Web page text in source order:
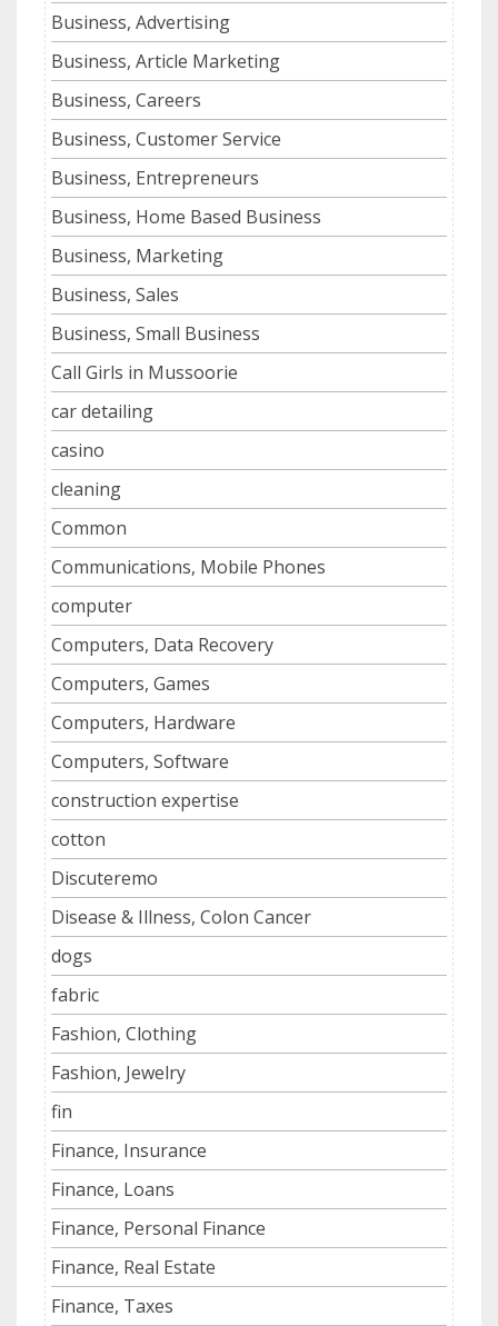
Business, Advertising
Business, Article Marketing
Business, Careers
Business, Customer Service
Business, Entrepreneurs
Business, Home Based Business
Business, Marketing
Business, Sales
Business, Small Business
Call Girls in Mussoorie
car detailing
casino
cleaning
Common
Communications, Mobile Phones
computer
Computers, Data Recovery
Computers, Games
Computers, Hardware
Computers, Software
construction expertise
cotton
Discuteremo
Disease & Illness, Colon Cancer
dogs
fabric
Fashion, Clothing
Fashion, Jewelry
fin
Finance, Insurance
Finance, Loans
Finance, Personal Finance
Finance, Real Estate
Finance, Taxes